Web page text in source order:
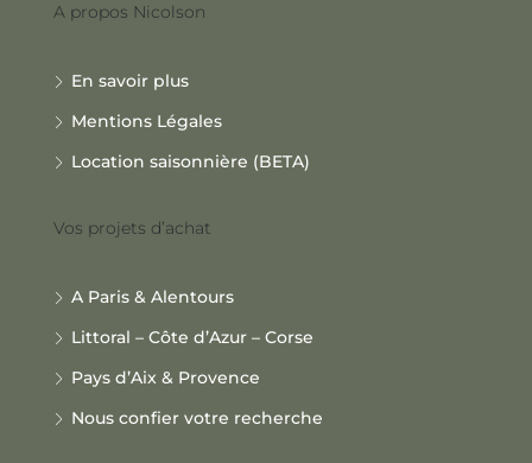
A propos Nicolson
En savoir plus
Mentions Légales
Location saisonnière (BETA)
Vos projets d’achat
A Paris & Alentours
Littoral – Côte d’Azur – Corse
Pays d’Aix & Provence
Nous confier votre recherche